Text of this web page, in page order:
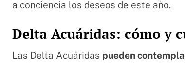
a conciencia los deseos de este año.
Delta Acuáridas: cómo y
Las Delta Acuáridas pueden